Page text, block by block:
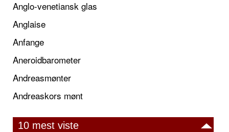
Anglo-venetiansk glas
Anglaise
Anfange
Aneroidbarometer
Andreasmønter
Andreaskors mønt
10 mest viste